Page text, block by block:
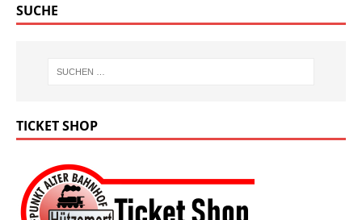
SUCHE
TICKET SHOP